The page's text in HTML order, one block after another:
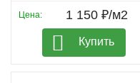
Цена: 1 150 ₽/м2
Купить